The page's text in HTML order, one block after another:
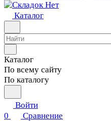
Каталог
Каталог
По всему сайту
По каталогу
Войти
0
Сравнение